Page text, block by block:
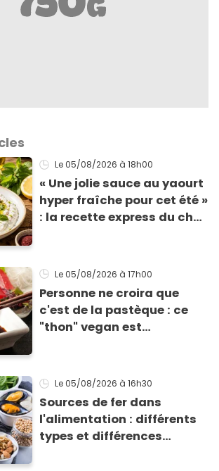
Le 05/08/2026 à 18h00
« Une jolie sauce au yaourt
hyper fraîche pour cet été »
: la recette express du chef
grillades
Le 05/08/2026 à 17h00
Personne ne croira que
c'est de la pastèque : ce
"thon" vegan est
Le 05/08/2026 à 16h30
Sources de fer dans
l'alimentation : différents
types et différences